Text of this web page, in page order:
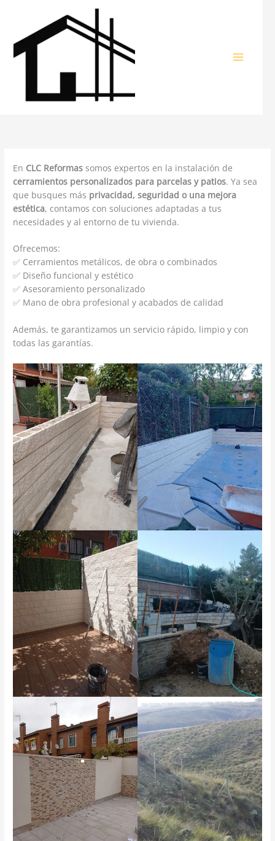
contenido
En CLC Reformas somos expertos en la instalación de
cerramientos personalizados para parcelas y patios. Ya sea
que busques más privacidad, seguridad o una mejora
estética, contamos con soluciones adaptadas a tus
necesidades y al entorno de tu vivienda.
Ofrecemos:
✅ Cerramientos metálicos, de obra o combinados
✅ Diseño funcional y estético
✅ Asesoramiento personalizado
✅ Mano de obra profesional y acabados de calidad
Además, te garantizamos un servicio rápido, limpio y con
todas las garantías.